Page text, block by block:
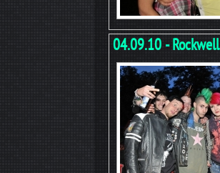
04.09.10 - Rockwell